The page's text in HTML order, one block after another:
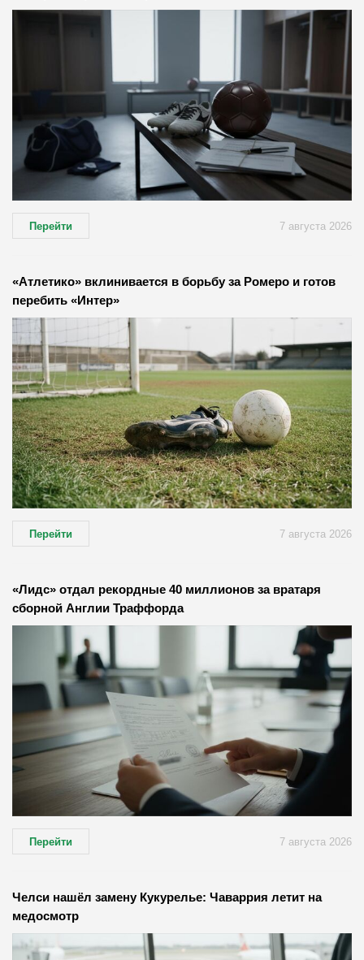
Перейти 7 августа 2026
«Атлетико» вклинивается в борьбу за Ромеро и готов
перебить «Интер»
Перейти 7 августа 2026
«Лидс» отдал рекордные 40 миллионов за вратаря
сборной Англии Траффорда
Перейти 7 августа 2026
Челси нашёл замену Кукурелье: Чаваррия летит на
медосмотр